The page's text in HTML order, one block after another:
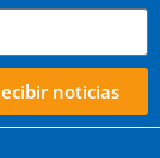
noticias